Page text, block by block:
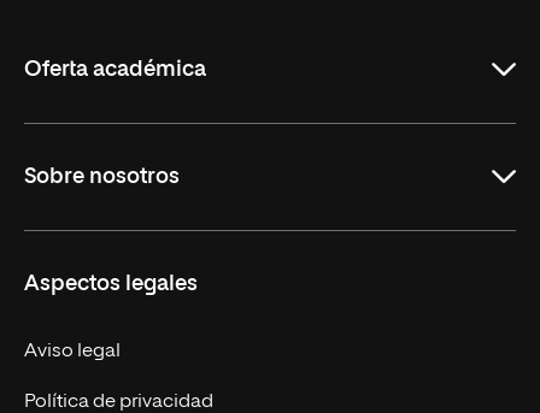
Oferta académica
Maestrías
Educación Continua
Sobre nosotros
Trabaja en UNIR
Actualidad UNIR
Contáctanos
Aspectos legales
Aviso legal
Política de privacidad